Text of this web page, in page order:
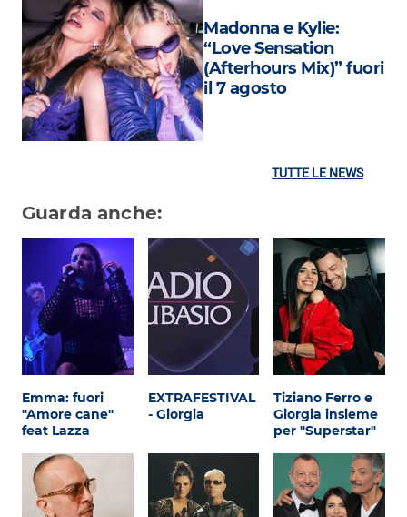
Madonna e Kylie:
“Love Sensation
(Afterhours Mix)” fuori
il 7 agosto
TUTTE LE NEWS
Guarda anche:
Emma: fuori
"Amore cane"
feat Lazza
EXTRAFESTIVAL
- Giorgia
Tiziano Ferro e
Giorgia insieme
per "Superstar"